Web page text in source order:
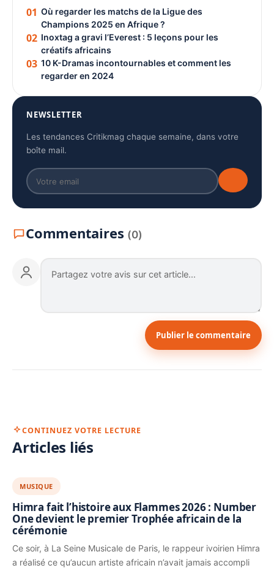
01 Où regarder les matchs de la Ligue des
Champions 2025 en Afrique ?
02 Inoxtag a gravi l’Everest : 5 leçons pour les
créatifs africains
03 10 K-Dramas incontournables et comment les
regarder en 2024
NEWSLETTER
Les tendances Critikmag chaque semaine, dans votre
boîte mail.
Commentaires (0)
Publier le commentaire
CONTINUEZ VOTRE LECTURE
Articles liés
MUSIQUE
Himra fait l’histoire aux Flammes 2026 : Number
One devient le premier Trophée africain de la
cérémonie
Ce soir, à La Seine Musicale de Paris, le rappeur ivoirien Himra
a réalisé ce qu’aucun artiste africain n’avait jamais accompli